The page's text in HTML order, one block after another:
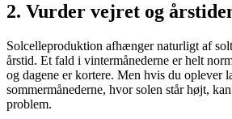
2. Vurder vejret og
Solcelleproduktion afhænger naturligt af
årstid. Et fald i vintermånederne er helt
og dagene er kortere. Men hvis du oplever
sommermånederne, hvor solen står højt,
problem.